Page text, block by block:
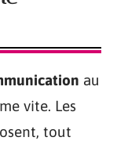
au
vite. Les
tout